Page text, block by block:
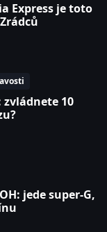
Express je toto
10
jede super-G,